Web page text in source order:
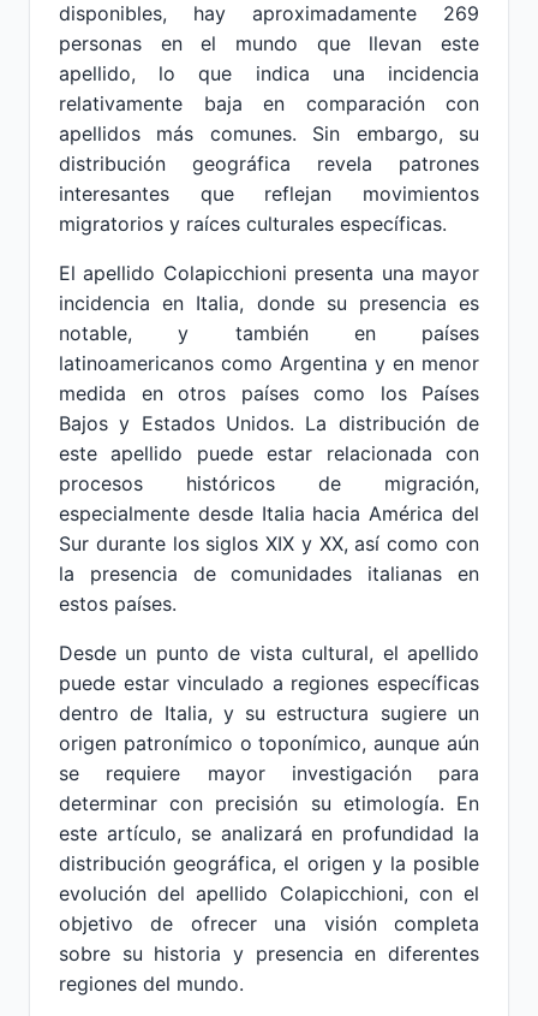
disponibles, hay aproximadamente 269
personas en el mundo que llevan este
apellido, lo que indica una incidencia
relativamente baja en comparación con
apellidos más comunes. Sin embargo, su
distribución geográfica revela patrones
interesantes que reflejan movimientos
migratorios y raíces culturales específicas.
El apellido Colapicchioni presenta una mayor
incidencia en Italia, donde su presencia es
notable, y también en países
latinoamericanos como Argentina y en menor
medida en otros países como los Países
Bajos y Estados Unidos. La distribución de
este apellido puede estar relacionada con
procesos históricos de migración,
especialmente desde Italia hacia América del
Sur durante los siglos XIX y XX, así como con
la presencia de comunidades italianas en
estos países.
Desde un punto de vista cultural, el apellido
puede estar vinculado a regiones específicas
dentro de Italia, y su estructura sugiere un
origen patronímico o toponímico, aunque aún
se requiere mayor investigación para
determinar con precisión su etimología. En
este artículo, se analizará en profundidad la
distribución geográfica, el origen y la posible
evolución del apellido Colapicchioni, con el
objetivo de ofrecer una visión completa
sobre su historia y presencia en diferentes
regiones del mundo.